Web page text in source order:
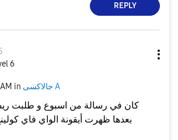
REPLY
6
in جالاكسى A
كان في رسالة من اسبوع و طلبت
بعدها ظهرت أيقونة الواي فاي